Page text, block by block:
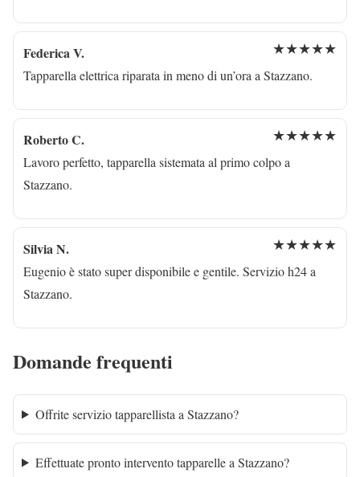
Federica V. ★★★★★
Tapparella elettrica riparata in meno di un’ora a Stazzano.
Roberto C. ★★★★★
Lavoro perfetto, tapparella sistemata al primo colpo a
Stazzano.
Silvia N. ★★★★★
Eugenio è stato super disponibile e gentile. Servizio h24 a
Stazzano.
Domande frequenti
Offrite servizio tapparellista a Stazzano?
Effettuate pronto intervento tapparelle a Stazzano?